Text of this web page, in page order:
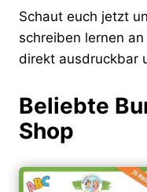
Schaut euch jetzt
schreiben lernen an
direkt ausdruckbar
Beliebte
Shop